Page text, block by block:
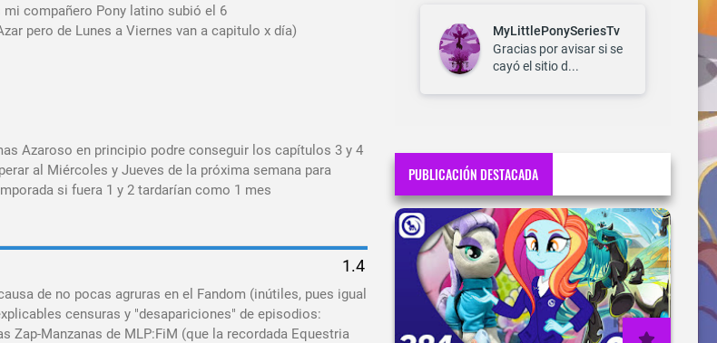
mi compañero Pony latino subió el 6
pero de Lunes a Viernes van a capitulo x día)
Azaroso en principio podre conseguir los capítulos 3 y 4
al Miércoles y Jueves de la próxima semana para
si fuera 1 y 2 tardarían como 1 mes
de no pocas agruras en el Fandom (inútiles, pues igual
censuras y "desapariciones" de episodios:
Zap-Manzanas de MLP:FiM (que la recordada Equestria
MyLittlePonySeriesTv
Gracias por avisar si se
cayó el sitio d...
PUBLICACIÓN DESTACADA